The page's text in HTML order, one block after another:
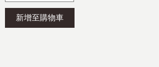
新增至購物車